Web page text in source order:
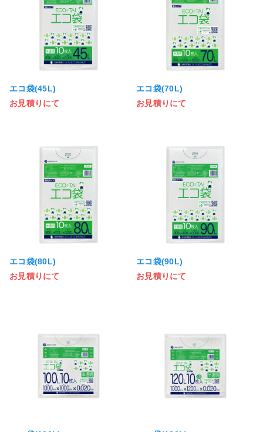
エコ袋(45L)
お見積りにて
エコ袋(70L)
お見積りにて
エコ袋(80L)
お見積りにて
エコ袋(90L)
お見積りにて